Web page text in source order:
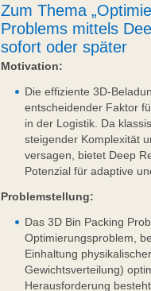
Zum Thema
Problems mittels
sofort oder später
Motivation:
Die effiziente 3D-
entscheidender Faktor
in der Logistik. Da
steigender Komplexität
versagen, bietet Deep
Potenzial für adaptive
Problemstellung:
Das 3D Bin Packing
Optimierungsproblem,
Einhaltung
Gewichtsverteilung)
Herausforderung